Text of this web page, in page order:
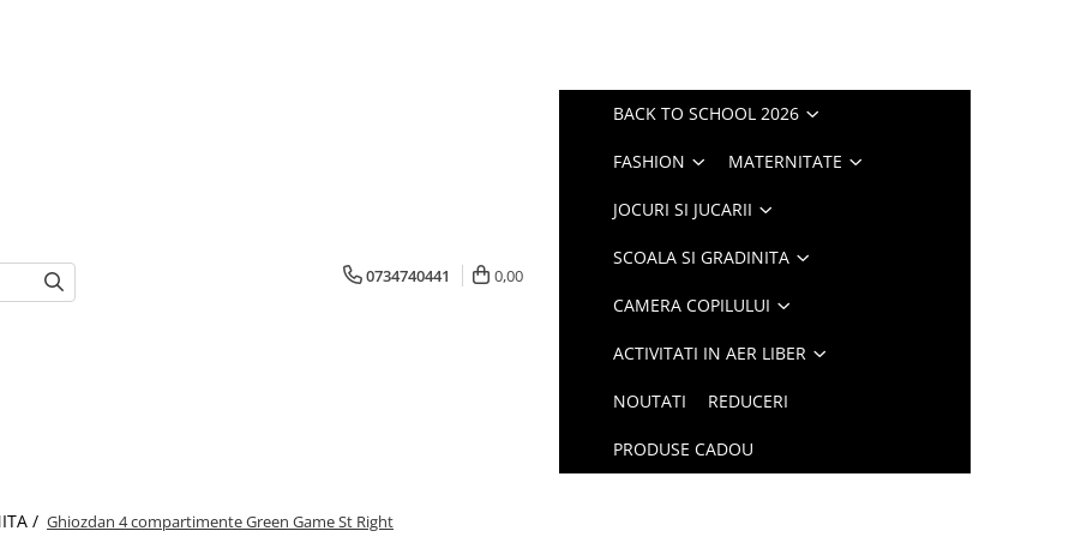
0734740441 0,00
BACK TO SCHOOL 2026
FASHION MATERNITATE
JOCURI SI JUCARII
SCOALA SI GRADINITA
CAMERA COPILULUI
ACTIVITATI IN AER LIBER
NOUTATI REDUCERI
PRODUSE CADOU
/ Ghiozdan 4 compartimente Green Game St Right